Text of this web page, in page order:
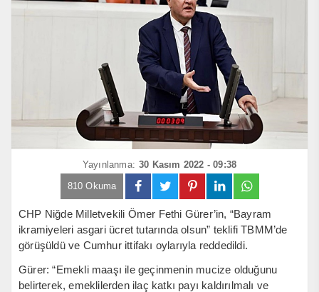
Yayınlanma: 30 Kasım 2022 - 09:38
810 Okuma
CHP Niğde Milletvekili Ömer Fethi Gürer’in, “Bayram
ikramiyeleri asgari ücret tutarında olsun” teklifi TBMM’de
görüşüldü ve Cumhur ittifakı oylarıyla reddedildi.
Gürer: “Emekli maaşı ile geçinmenin mucize olduğunu
belirterek, emeklilerden ilaç katkı payı kaldırılmalı ve